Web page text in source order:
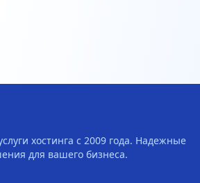
хостинга с 2009 года. Надежные
для вашего бизнеса.